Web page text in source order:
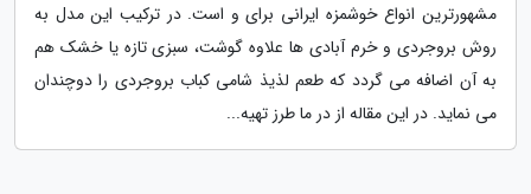
مشهورترین انواع خوشمزه ایرانی برای و است. در ترکیب این مدل به
روش بروجردی و خرم آبادی ها علاوه گوشت، سبزی تازه یا خشک هم
به آن اضافه می گردد که طعم لذیذ شامی کباب بروجردی را دوچندان
می نماید. در این مقاله از در ما طرز تهیه...